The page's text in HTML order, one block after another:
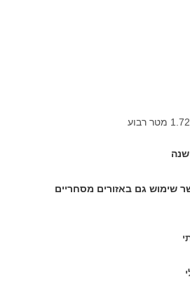
שימוש גם באזורים מסחריים